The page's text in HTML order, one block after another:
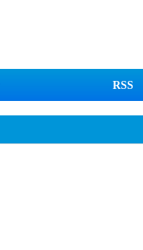
RSS